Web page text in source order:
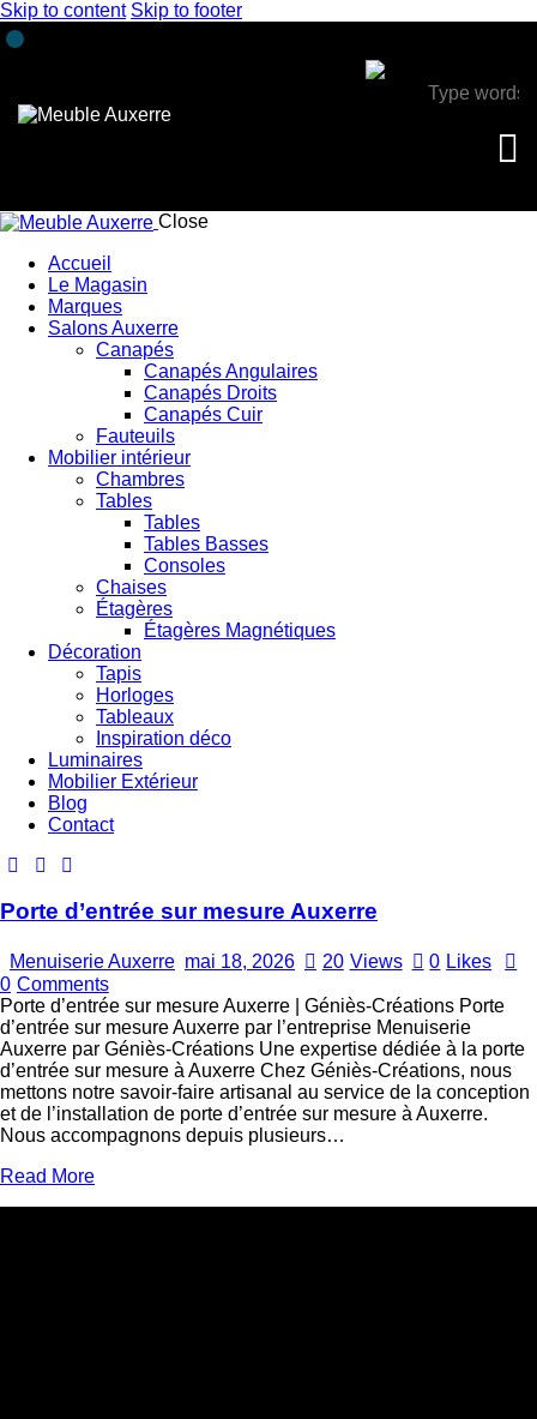
Skip to content Skip to footer
Close
Accueil
Le Magasin
Marques
Salons Auxerre
Canapés
Canapés Angulaires
Canapés Droits
Canapés Cuir
Fauteuils
Mobilier intérieur
Chambres
Tables
Tables
Tables Basses
Consoles
Chaises
Étagères
Étagères Magnétiques
Décoration
Tapis
Horloges
Tableaux
Inspiration déco
Luminaires
Mobilier Extérieur
Blog
Contact
Porte d’entrée sur mesure Auxerre
Menuiserie Auxerre mai 18, 2026 20 Views 0 Likes
0 Comments
Porte d’entrée sur mesure Auxerre | Géniès-Créations Porte
d’entrée sur mesure Auxerre par l’entreprise Menuiserie
Auxerre par Géniès-Créations Une expertise dédiée à la porte
d’entrée sur mesure à Auxerre Chez Géniès-Créations, nous
mettons notre savoir-faire artisanal au service de la conception
et de l’installation de porte d’entrée sur mesure à Auxerre.
Nous accompagnons depuis plusieurs…
Read More